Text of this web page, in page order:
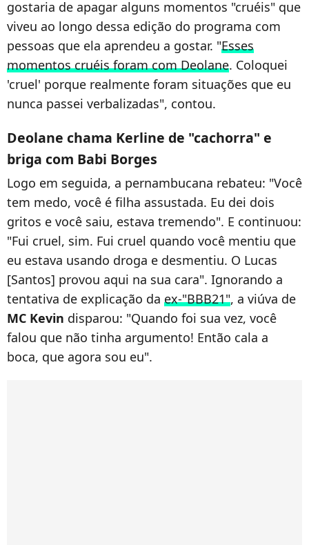
gostaria de apagar alguns momentos "cruéis" que
viveu ao longo dessa edição do programa com
pessoas que ela aprendeu a gostar. "Esses
momentos cruéis foram com Deolane. Coloquei
'cruel' porque realmente foram situações que eu
nunca passei verbalizadas", contou.
Deolane chama Kerline de "cachorra" e
briga com Babi Borges
Logo em seguida, a pernambucana rebateu: "Você
tem medo, você é filha assustada. Eu dei dois
gritos e você saiu, estava tremendo". E continuou:
"Fui cruel, sim. Fui cruel quando você mentiu que
eu estava usando droga e desmentiu. O Lucas
[Santos] provou aqui na sua cara". Ignorando a
tentativa de explicação da ex-"BBB21", a viúva de
MC Kevin disparou: "Quando foi sua vez, você
falou que não tinha argumento! Então cala a
boca, que agora sou eu".